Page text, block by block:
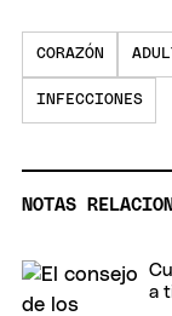
CORAZÓN
INFECCIONES
NOTAS
a